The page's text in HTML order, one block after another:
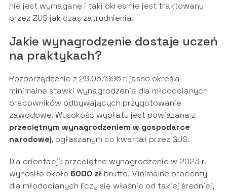
nie jest wymagane i taki okres nie jest traktowany
przez ZUS jak czas zatrudnienia.
Jakie wynagrodzenie dostaje uczeń
na praktykach?
Rozporządzenie z 28.05.1996 r. jasno określa
minimalne stawki wynagrodzenia dla młodocianych
pracowników odbywających przygotowanie
zawodowe. Wysokość wypłaty jest powiązana z
przeciętnym wynagrodzeniem w gospodarce
narodowej, ogłaszanym co kwartał przez GUS.
Dla orientacji: przeciętne wynagrodzenie w 2023 r.
wynosiło około 6000 złbrutto. Minimalne procenty
dla młodocianych liczy się właśnie od takiej średniej,